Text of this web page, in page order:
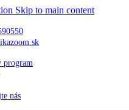
Skip to main content
program
nás